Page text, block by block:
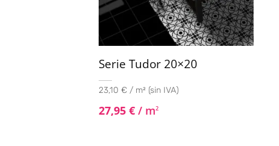
Serie Tudor 20×20
23,10 € / m² (sin IVA)
27,95 € / m2